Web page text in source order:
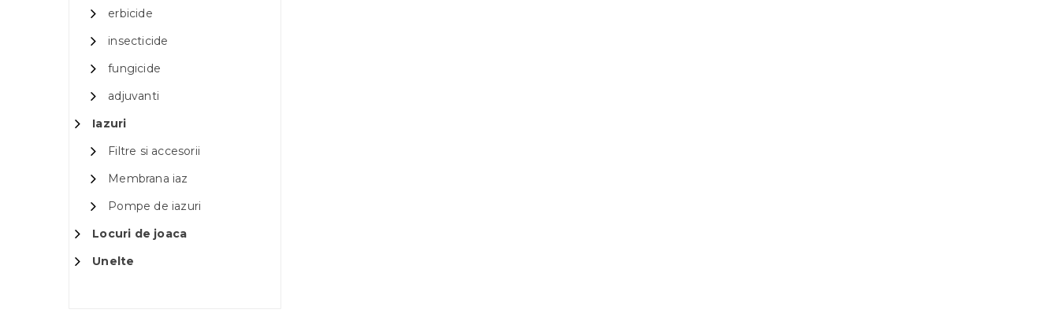
erbicide
insecticide
fungicide
adjuvanti
Iazuri
Filtre si accesorii
Membrana iaz
Pompe de iazuri
Locuri de joaca
Unelte